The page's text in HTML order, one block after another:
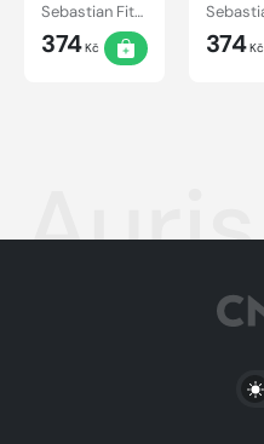
Sebastian Fitzek
374Kč 374Kč
Auris